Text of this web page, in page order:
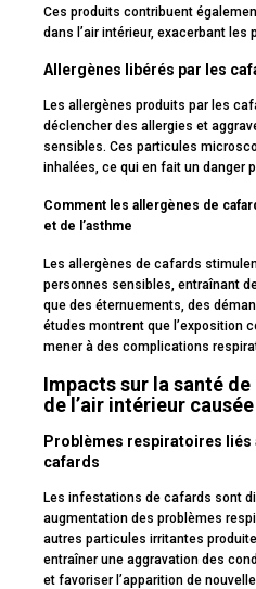
Ces produits contribuent
dans l’air intérieur, exacerbant les
Allergènes libérés par les
Les allergènes produits par les
déclencher des allergies et
sensibles. Ces particules
inhalées, ce qui en fait un danger
Comment les allergènes de
et de l’asthme
Les allergènes de cafards
personnes sensibles, entraînant
que des éternuements, des
études montrent que l’exposition
mener à des complications
Impacts sur la santé
de l’air intérieur
Problèmes respiratoires liés
cafards
Les infestations de cafards sont
augmentation des problèmes
autres particules irritantes
entraîner une aggravation des
et favoriser l’apparition de